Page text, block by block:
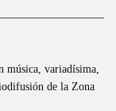
música, variadísima,
de la Zona